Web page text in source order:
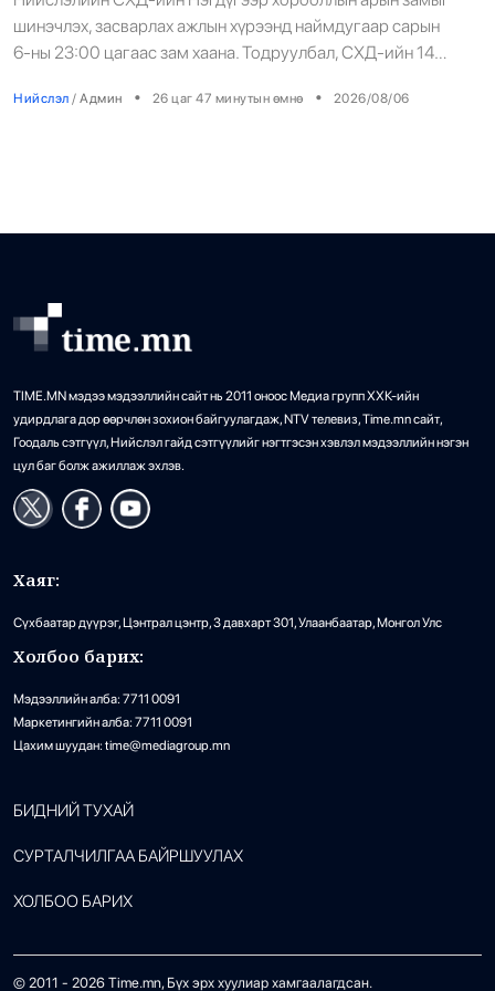
Боловсрол / Х. Болормаа • 20 цаг 6 минутын өмнө
25
Манай улс 3.10 тонн алт гадаадад
хөндлөн сэтэлгээ хийнэ
шинэчлэх, засварлах ажлын хүрээнд наймдугаар сарын
6-ны 23:00 цагаас зам хаана. Тодруулбал, СХД-ийн 14
байрнаас 12 дугаар байрны чиглэл дагуу борооны ус
Нийслэл / Админ • 26 цаг 47 минутын өмнө • 2026/08/06
TIME.MN мэдээ мэдээллийн сайт нь 2011 оноос Медиа групп ХХК-ийн
удирдлага дор өөрчлөн зохион байгуулагдаж, NTV телевиз, Time.mn сайт,
Гоодаль сэтгүүл, Нийслэл гайд сэтгүүлийг нэгтгэсэн хэвлэл мэдээллийн нэгэн
цул баг болж ажиллаж эхлэв.
Хаяг:
Сүхбаатар дүүрэг, Цэнтрал цэнтр, 3 давхарт 301, Улаанбаатар, Монгол Улс
Холбоо барих:
Мэдээллийн алба: 7711 0091
Маркетингийн алба: 7711 0091
Цахим шуудан: time@mediagroup.mn
БИДНИЙ ТУХАЙ
СУРТАЛЧИЛГАА БАЙРШУУЛАХ
ХОЛБОО БАРИХ
© 2011 - 2026 Time.mn, Бүх эрх хуулиар хамгаалагдсан.